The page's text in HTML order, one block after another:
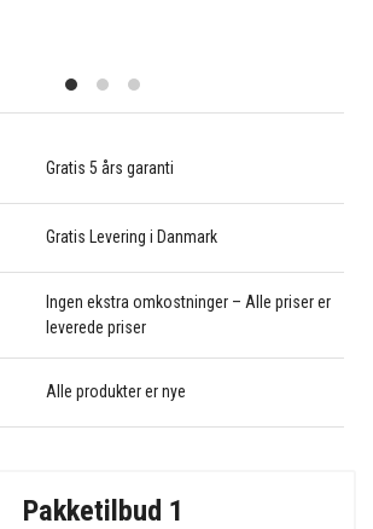
Gratis 5 års garanti
Gratis Levering i Danmark
Ingen ekstra omkostninger – Alle priser er
leverede priser
Alle produkter er nye
Pakketilbud 1